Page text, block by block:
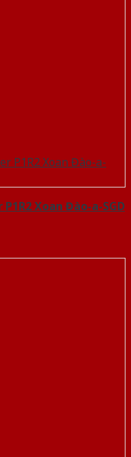
P1R2 Xoan Đào-a-SGD